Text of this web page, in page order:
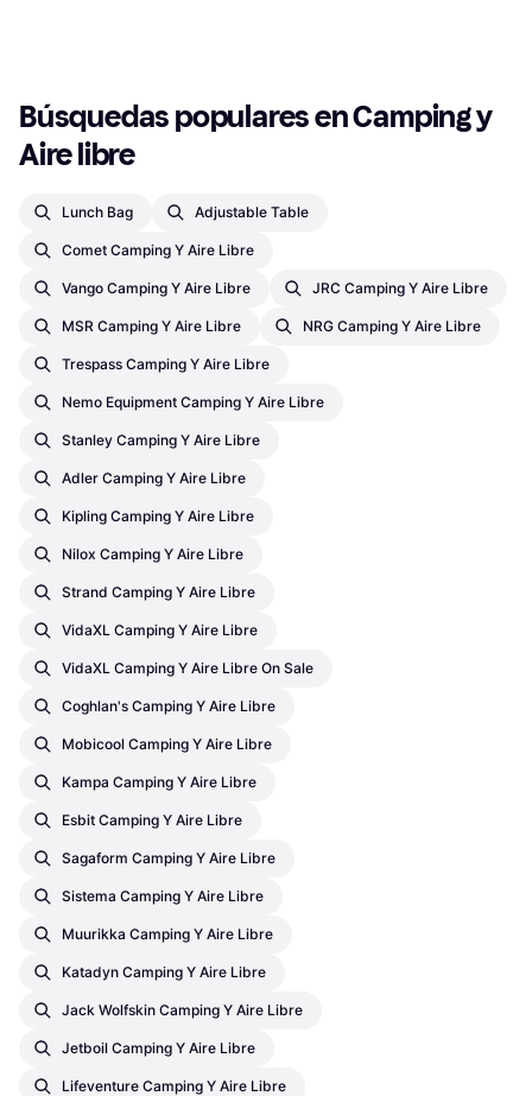
Búsquedas populares en Camping y
Aire libre
Lunch Bag Adjustable Table
Comet Camping Y Aire Libre
Vango Camping Y Aire Libre JRC Camping Y Aire Libre
MSR Camping Y Aire Libre NRG Camping Y Aire Libre
Trespass Camping Y Aire Libre
Nemo Equipment Camping Y Aire Libre
Stanley Camping Y Aire Libre
Adler Camping Y Aire Libre
Kipling Camping Y Aire Libre
Nilox Camping Y Aire Libre
Strand Camping Y Aire Libre
VidaXL Camping Y Aire Libre
VidaXL Camping Y Aire Libre On Sale
Coghlan's Camping Y Aire Libre
Mobicool Camping Y Aire Libre
Kampa Camping Y Aire Libre
Esbit Camping Y Aire Libre
Sagaform Camping Y Aire Libre
Sistema Camping Y Aire Libre
Muurikka Camping Y Aire Libre
Katadyn Camping Y Aire Libre
Jack Wolfskin Camping Y Aire Libre
Jetboil Camping Y Aire Libre
Lifeventure Camping Y Aire Libre